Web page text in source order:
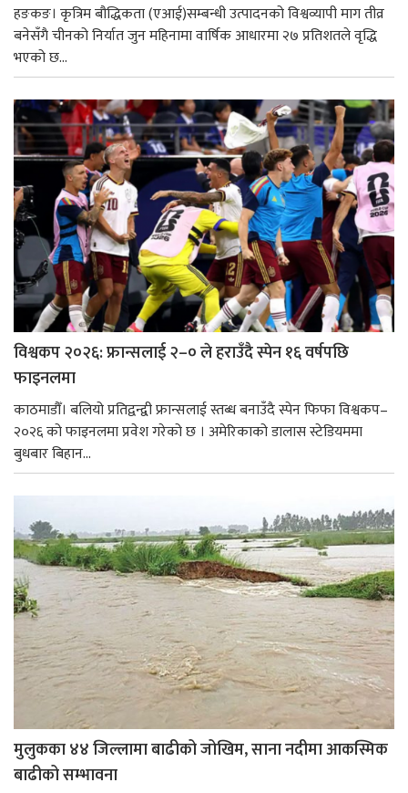
हङकङ। कृत्रिम बौद्धिकता (एआई)सम्बन्धी उत्पादनको विश्वव्यापी माग तीव्र
बनेसँगै चीनको निर्यात जुन महिनामा वार्षिक आधारमा २७ प्रतिशतले वृद्धि
भएको छ...
विश्वकप २०२६: फ्रान्सलाई २–० ले हराउँदै स्पेन १६ वर्षपछि
फाइनलमा
काठमाडौँ। बलियो प्रतिद्वन्द्वी फ्रान्सलाई स्तब्ध बनाउँदै स्पेन फिफा विश्वकप–
२०२६ को फाइनलमा प्रवेश गरेको छ । अमेरिकाको डालास स्टेडियममा
बुधबार बिहान...
मुलुकका ४४ जिल्लामा बाढीको जोखिम, साना नदीमा आकस्मिक
बाढीको सम्भावना